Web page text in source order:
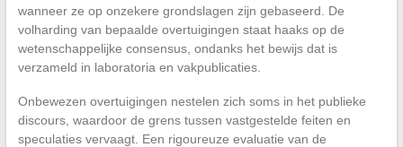
wanneer ze op onzekere grondslagen zijn gebaseerd. De
volharding van bepaalde overtuigingen staat haaks op de
wetenschappelijke consensus, ondanks het bewijs dat is
verzameld in laboratoria en vakpublicaties.
Onbewezen overtuigingen nestelen zich soms in het publieke
discours, waardoor de grens tussen vastgestelde feiten en
speculaties vervaagt. Een rigoureuze evaluatie van de